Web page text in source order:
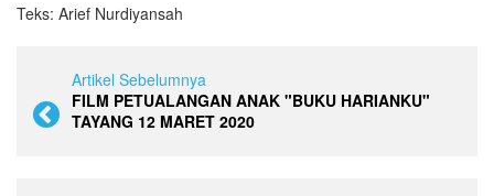
Teks: Arief Nurdiyansah
Artikel Sebelumnya
FILM PETUALANGAN ANAK "BUKU HARIANKU"
TAYANG 12 MARET 2020